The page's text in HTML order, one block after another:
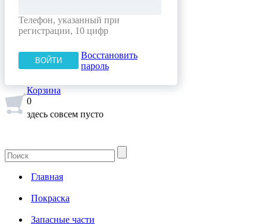
Телефон, указанный при
регистрации, 10 цифр
Восстановить
пароль
Корзина
0
здесь совсем пусто
Главная
Покраска
Запасные части